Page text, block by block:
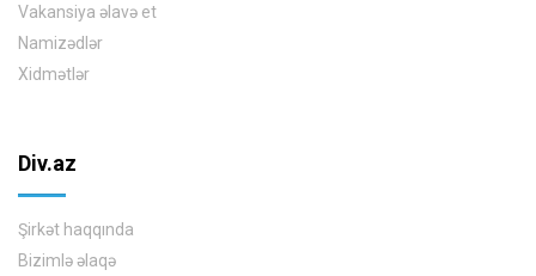
Vakansiya əlavə et
Namizədlər
Xidmətlər
Div.az
Şirkət haqqında
Bizimlə əlaqə